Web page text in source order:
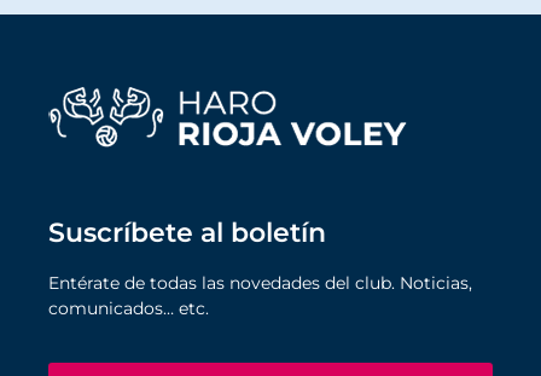
Suscríbete al boletín
Entérate de todas las novedades del club. Noticias,
comunicados… etc.